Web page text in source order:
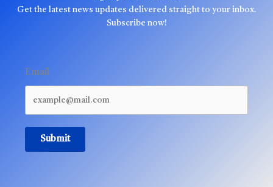
Get the latest news updates delivered straight to your inbox.
Subscribe now!
Email
Submit